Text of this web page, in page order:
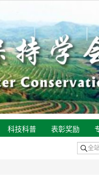
科技科普 表彰奖励